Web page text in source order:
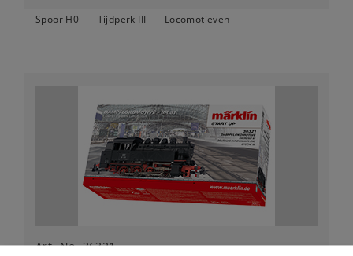
Spoor H0 Tijdperk III Locomotieven
Art.-No. 36321